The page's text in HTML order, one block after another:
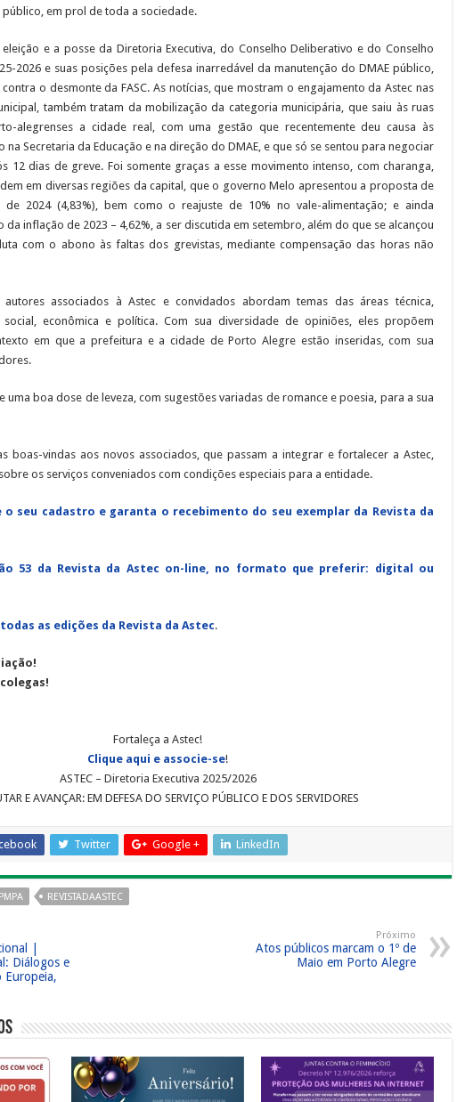
em prol de toda a sociedade.
e a posse da Diretoria Executiva, do Conselho Deliberativo e do Conselho
2026 e suas posições pela defesa inarredável da manutenção do DMAE público,
o desmonte da FASC. As notícias, que mostram o engajamento da Astec nas
também tratam da mobilização da categoria municipária, que saiu às ruas
alegrenses a cidade real, com uma gestão que recentemente deu causa às
na Secretaria da Educação e na direção do DMAE, e que só se sentou para negociar
12 dias de greve. Foi somente graças a esse movimento intenso, com charanga,
em diversas regiões da capital, que o governo Melo apresentou a proposta de
2024 (4,83%), bem como o reajuste de 10% no vale-alimentação; e ainda
da inflação de 2023 – 4,62%, a ser discutida em setembro, além do que se alcançou
com o abono às faltas dos grevistas, mediante compensação das horas não
autores associados à Astec e convidados abordam temas das áreas técnica,
social, econômica e política. Com sua diversidade de opiniões, eles propõem
em que a prefeitura e a cidade de Porto Alegre estão inseridas, com sua
uma boa dose de leveza, com sugestões variadas de romance e poesia, para a sua
boas-vindas aos novos associados, que passam a integrar e fortalecer a Astec,
os serviços conveniados com condições especiais para a entidade.
o seu cadastro e garanta o recebimento do seu exemplar da Revista da
53 da Revista da Astec on-line, no formato que preferir: digital ou
as edições da Revista da Astec.
Fortaleça a Astec!
Clique aqui e associe-se!
ASTEC – Diretoria Executiva 2025/2026
E AVANÇAR: EM DEFESA DO SERVIÇO PÚBLICO E DOS SERVIDORES
Twitter Google + LinkedIn
REVISTADAASTEC
|
Diálogos e
Europeia,
Próximo
Atos públicos marcam o 1º de
Maio em Porto Alegre